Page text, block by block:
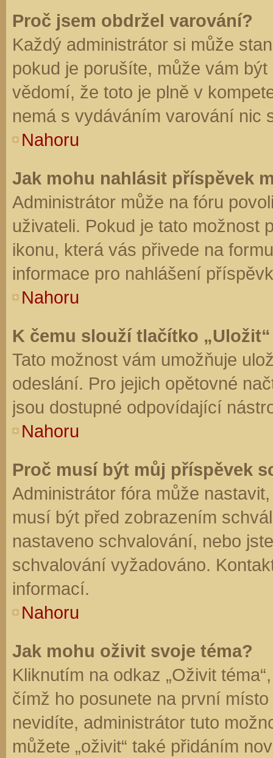
Proč jsem obdržel varování?
Každý administrátor si může
pokud je porušíte, může vám
vědomí, že toto je plně v
nemá s vydáváním varování nic
Nahoru
Jak mohu nahlásit příspěvek
Administrátor může na fóru
uživateli. Pokud je tato možnost
ikonu, která vás přivede na
informace pro nahlášení
Nahoru
K čemu slouží tlačítko
Tato možnost vám umožňuje
odeslání. Pro jejich opětovné
jsou dostupné odpovídající
Nahoru
Proč musí být můj příspěvek
Administrátor fóra může
musí být před zobrazením
nastaveno schvalování, nebo
schvalování vyžadováno.
informací.
Nahoru
Jak mohu oživit svoje téma?
Kliknutím na odkaz „Oživit
čímž ho posunete na první
nevidíte, administrátor tuto
můžete „oživit“ také přidáním